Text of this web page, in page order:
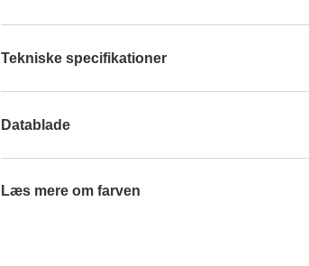
Tekniske specifikationer
Datablade
Læs mere om farven